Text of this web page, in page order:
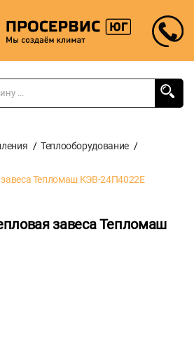
Теплооборудование
Тепломаш КЭВ-24П4022Е
завеса Тепломаш